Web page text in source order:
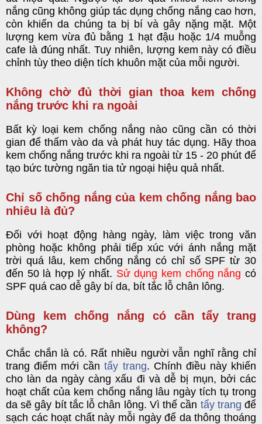
nắng cũng không giúp tác dụng chống nắng cao hơn,
còn khiến da chúng ta bị bí và gây nặng mặt. Một
lượng kem vừa đủ bằng 1 hạt đậu hoặc 1/4 muỗng
cafe là đúng nhất. Tuy nhiên, lượng kem này có điều
chỉnh tùy theo diện tích khuôn mặt của mỗi người.
Không chờ đủ thời gian thoa kem chống
nắng trước khi ra ngoài
Bất kỳ loại kem chống nắng nào cũng cần có thời
gian để thấm vào da và phát huy tác dụng. Hãy thoa
kem chống nắng trước khi ra ngoài từ 15 - 20 phút để
tạo bức tường ngăn tia tử ngoại hiệu quả nhất.
Chỉ số chống nắng của kem chống nắng bao
nhiêu là đủ?
Đối với hoạt động hàng ngày, làm việc trong văn
phòng hoặc không phải tiếp xúc với ánh nắng mặt
trời quá lâu, kem chống nắng có chỉ số SPF từ 30
đến 50 là hợp lý nhất. Sử dụng kem chống nắng có
SPF quá cao dễ gây bí da, bít tắc lỗ chân lông.
Dùng kem chống nắng có cần tẩy trang
không?
Chắc chắn là có. Rất nhiều người vẫn nghĩ rằng chỉ
trang điểm mới cầntẩy trang. Chính điều này khiến
cho làn da ngày càng xấu đi và dễ bị mụn, bởi các
hoạt chất của kem chống nắng lâu ngày tích tụ trong
da sẽ gây bít tắc lỗ chân lông. Vì thế cần tẩy trang để
sạch các hoạt chất này mỗi ngày để da thông thoáng